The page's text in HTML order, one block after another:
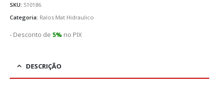
SKU: 510186
Categoria: Ralos Mat Hidraulico
- Desconto de 5% no PIX
DESCRIÇÃO